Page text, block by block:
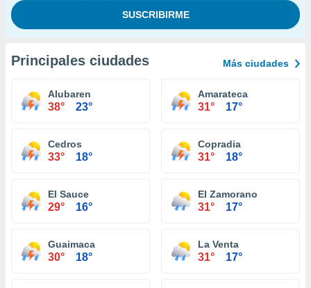
Principales ciudades Más ciudades
Alubaren
38° 23°
Amarateca
31° 17°
Cedros
33° 18°
Copradia
31° 18°
El Sauce
29° 16°
El Zamorano
31° 17°
Guaimaca
30° 18°
La Venta
31° 17°